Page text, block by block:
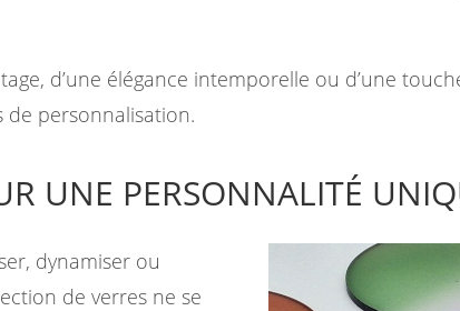
d’une élégance intemporelle ou d’une
de personnalisation.
UNE PERSONNALITÉ
dynamiser ou
de verres ne se